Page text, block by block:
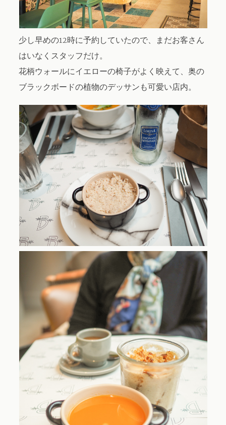
少し早めの12時に予約していたので、まだお客さん
はいなくスタッフだけ。
花柄ウォールにイエローの椅子がよく映えて、奥の
ブラックボードの植物のデッサンも可愛い店内。